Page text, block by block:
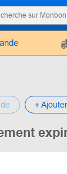
+